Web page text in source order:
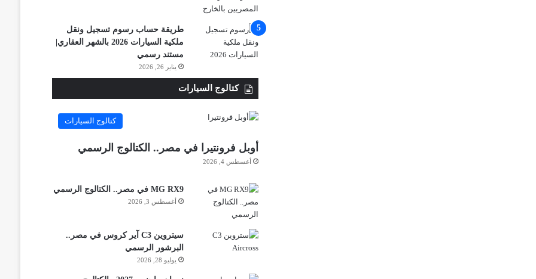
طريقة حساب رسوم تسجيل ونقل
ملكية السيارات 2026 بالشهر العقاري|
مستند رسمي
يناير 26, 2026
كتالوج السيارات
كتالوج السيارات
أوبل فرونتيرا في مصر.. الكتالوج الرسمي
أغسطس 4, 2026
MG RX9 في مصر.. الكتالوج الرسمي
أغسطس 3, 2026
سيتروين C3 آير كروس في مصر..
البرشور الرسمي
يوليو 28, 2026